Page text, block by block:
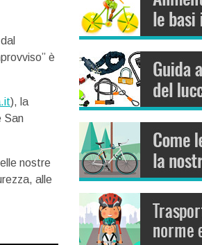
è
), la
San
nostre
alle